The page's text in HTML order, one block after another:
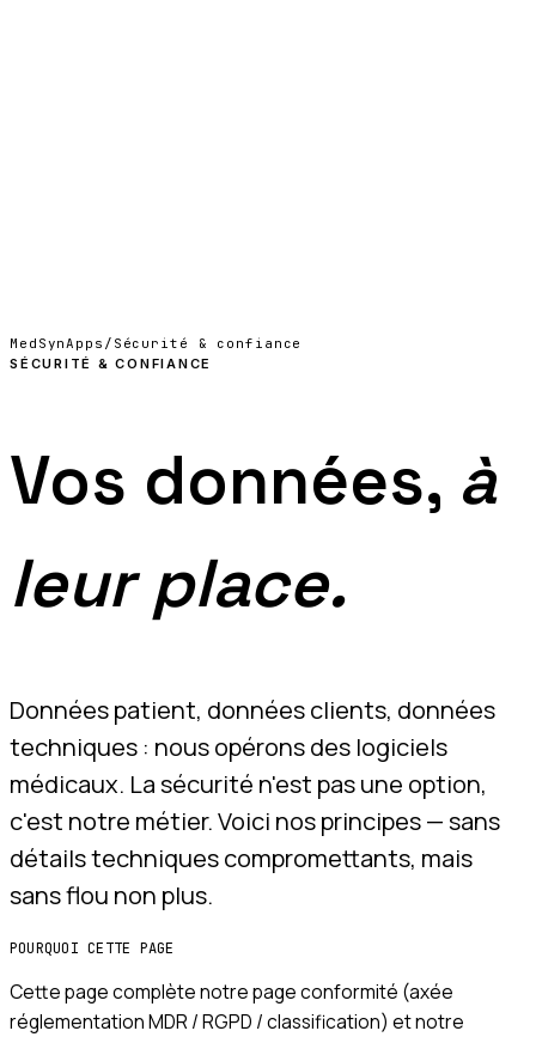
MedSynApps / Sécurité & confiance
SÉCURITÉ & CONFIANCE
Vos données, à
leur place.
Données patient, données clients, données
techniques : nous opérons des logiciels
médicaux. La sécurité n'est pas une option,
c'est notre métier. Voici nos principes — sans
détails techniques compromettants, mais
sans flou non plus.
POURQUOI CETTE PAGE
Cette page complète notrepage conformité (axée
réglementation MDR / RGPD / classification) et notre